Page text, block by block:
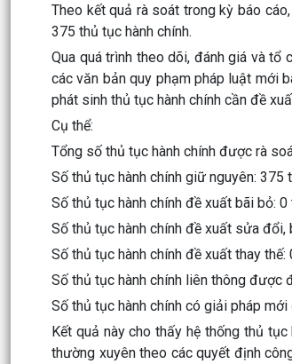
Theo kết quả rà soát trong kỳ báo
375 thủ tục hành chính.
Qua quá trình theo dõi, đánh giá và tổ
các văn bản quy phạm pháp luật mới
phát sinh thủ tục hành chính cần đề
Cụ thể:
Tổng số thủ tục hành chính được rà
Số thủ tục hành chính giữ nguyên: 375
Số thủ tục hành chính đề xuất bãi bỏ: 0
Số thủ tục hành chính đề xuất sửa đổi,
Số thủ tục hành chính đề xuất thay thế:
Số thủ tục hành chính liên thông được
Số thủ tục hành chính có giải pháp
Kết quả này cho thấy hệ thống thủ
thường xuyên theo các quyết định